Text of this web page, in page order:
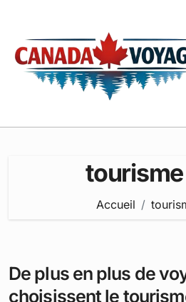
contenu
Accueil
De plus en plus de
choisissent le